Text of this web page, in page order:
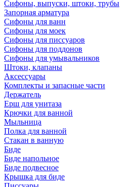
Сифоны, выпуски, штоки, трубы
Запорная арматура
Сифоны для ванн
Сифоны для моек
Сифоны для писсуаров
Сифоны для поддонов
Сифоны для умывальников
Штоки, клапаны
Аксессуары
Комплекты и запасные части
Держатель
Ерш для унитаза
Крючки для ванной
Мыльница
Полка для ванной
Стакан в ванную
Биде
Биде напольное
Биде подвесное
Крышка для биде